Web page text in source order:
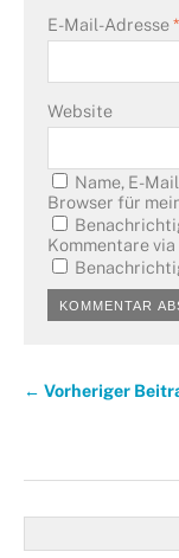
E-Mail-Adresse*
Website
Name, E-
Browser für
Kommentare
← Vorheriger